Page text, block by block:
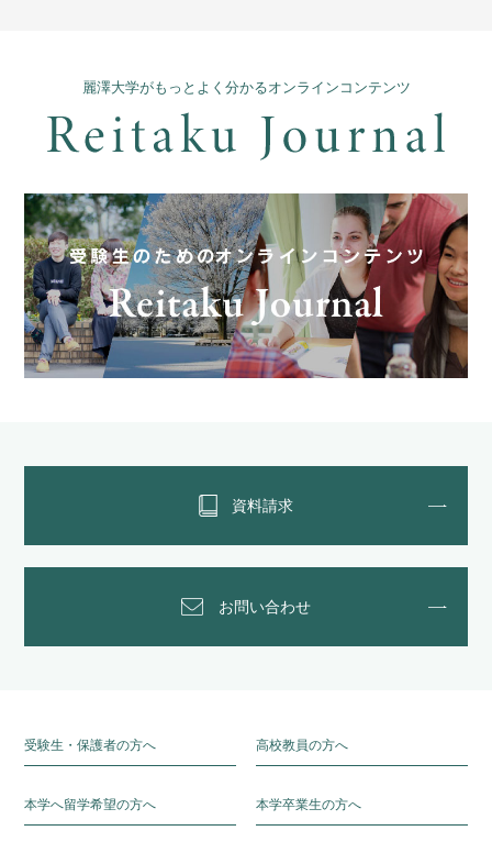
麗澤大学がもっとよく分かるオンラインコンテンツ
資料請求
お問い合わせ
受験生・保護者の方へ 高校教員の方へ
本学へ留学希望の方へ 本学卒業生の方へ